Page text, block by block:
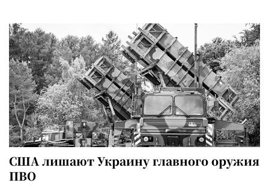
США лишают Украину главного оружия
ПВО